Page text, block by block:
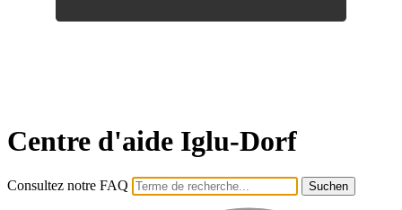
Centre d'aide Iglu-Dorf
Consultez notre FAQ